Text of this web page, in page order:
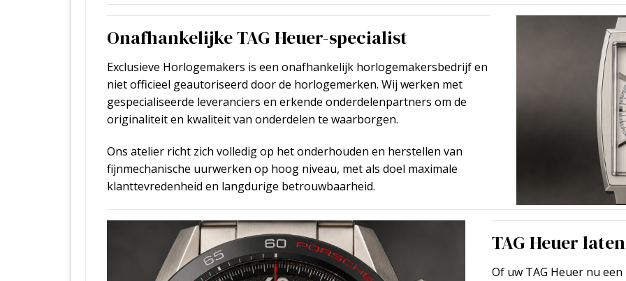
Onafhankelijke TAG Heuer-specialist
Exclusieve Horlogemakers is een onafhankelijk horlogemakersbedrijf en
niet officieel geautoriseerd door de horlogemerken. Wij werken met
gespecialiseerde leveranciers en erkende onderdelenpartners om de
originaliteit en kwaliteit van onderdelen te waarborgen.
Ons atelier richt zich volledig op het onderhouden en herstellen van
fijnmechanische uurwerken op hoog niveau, met als doel maximale
klanttevredenheid en langdurige betrouwbaarheid.
TAG Heuer
Of uw TAG Heuer nu